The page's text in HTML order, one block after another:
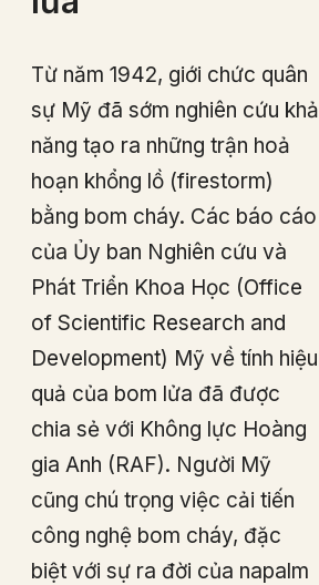
Từ năm 1942, giới chức quân
sự Mỹ đã sớm nghiên cứu khả
năng tạo ra những trận hoả
hoạn khổng lồ (firestorm)
bằng bom cháy. Các báo cáo
của Ủy ban Nghiên cứu và
Phát Triển Khoa Học (Office
of Scientific Research and
Development) Mỹ về tính hiệu
quả của bom lửa đã được
chia sẻ với Không lực Hoàng
gia Anh (RAF). Người Mỹ
cũng chú trọng việc cải tiến
công nghệ bom cháy, đặc
biệt với sự ra đời của napalm